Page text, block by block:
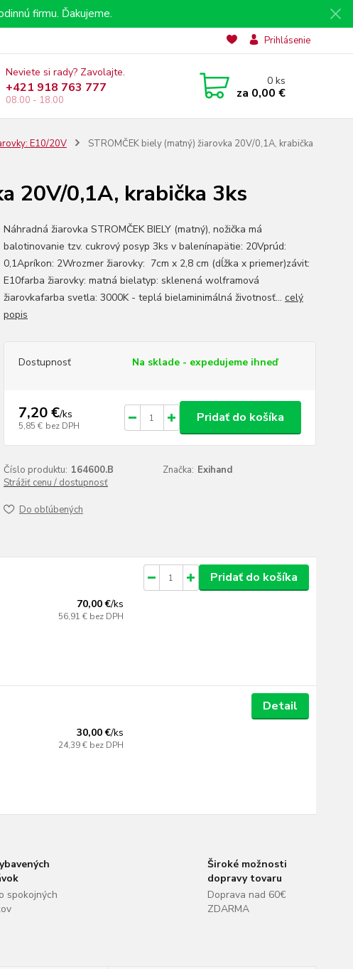
firmu. Ďakujeme.
Prihlásenie
Neviete si rady? Zavolajte.
+421 918 763 777
08.00 - 18.00
0ks
za 0,00 €
E10/20V
STROMČEK biely (matný) žiarovka 20V/0,1A, krabička
20V/0,1A, krabička 3ks
Náhradná žiarovka STROMČEK BIELY (matný), nožička má
balotinovanie tzv. cukrový posyp 3ks v balenínapätie: 20Vprúd:
0,1Apríkon: 2Wrozmer žiarovky: 7cm x 2,8 cm (dĺžka x priemer)závit:
E10farba žiarovky: matná bielatyp: sklenená wolframová
žiarovkafarba svetla: 3000K - teplá bielaminimálná životnosť... celý
popis
Dostupnosť Na sklade - expedujeme ihneď
7,20 €/ks
5,85 € bez DPH
Pridať do košíka
Číslo produktu: 164600.B Značka: Exihand
Strážiť cenu / dostupnosť
Do obľúbených
70,00 €/ks
56,91 € bez DPH
Pridať do košíka
30,00 €/ks
24,39 € bez DPH
Detail
spokojných
Široké možnosti
dopravy tovaru
Doprava nad 60€
ZDARMA